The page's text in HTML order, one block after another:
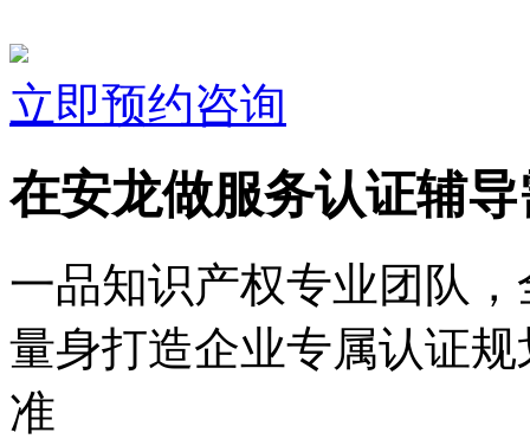
立即预约咨询
在安龙做服务认证辅
一品知识产权专业团队
量身打造企业专属认证
准